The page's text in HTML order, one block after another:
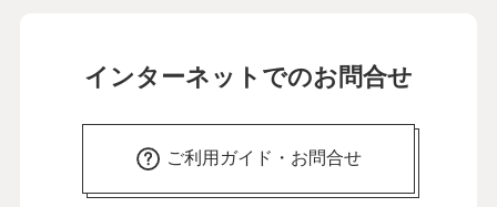
インターネットでのお問合せ
ご利用ガイド・お問合せ